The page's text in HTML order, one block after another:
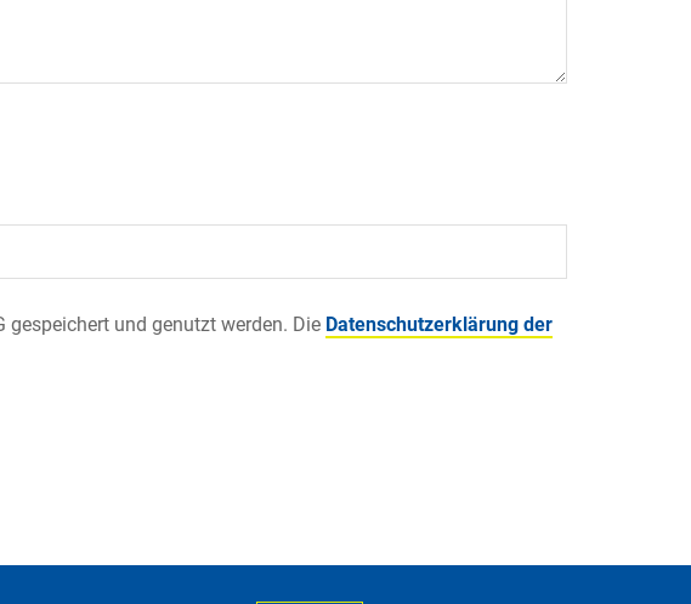
und genutzt werden. Die Datenschutzerklärung der